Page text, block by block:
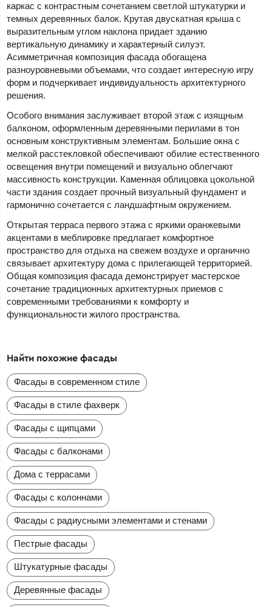
каркас с контрастным сочетанием светлой штукатурки и
темных деревянных балок. Крутая двускатная крыша с
выразительным углом наклона придает зданию
вертикальную динамику и характерный силуэт.
Асимметричная композиция фасада обогащена
разноуровневыми объемами, что создает интересную игру
форм и подчеркивает индивидуальность архитектурного
решения.
Особого внимания заслуживает второй этаж с изящным
балконом, оформленным деревянными перилами в тон
основным конструктивным элементам. Большие окна с
мелкой расстекловкой обеспечивают обилие естественного
освещения внутри помещений и визуально облегчают
массивность конструкции. Каменная облицовка цокольной
части здания создает прочный визуальный фундамент и
гармонично сочетается с ландшафтным окружением.
Открытая терраса первого этажа с яркими оранжевыми
акцентами в меблировке предлагает комфортное
пространство для отдыха на свежем воздухе и органично
связывает архитектуру дома с прилегающей территорией.
Общая композиция фасада демонстрирует мастерское
сочетание традиционных архитектурных приемов с
современными требованиями к комфорту и
функциональности жилого пространства.
Найти похожие фасады
Фасады в современном стиле
Фасады в стиле фахверк
Фасады с щипцами
Фасады с балконами
Дома с террасами
Фасады с колоннами
Фасады с радиусными элементами и стенами
Пестрые фасады
Штукатурные фасады
Деревянные фасады